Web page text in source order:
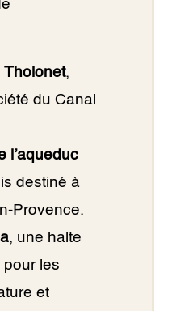
Tholonet,
du Canal
l’aqueduc
destiné à
Provence.
, une halte
pour les
et